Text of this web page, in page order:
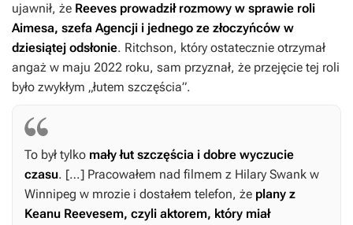
ujawnił, że Reeves prowadził rozmowy w sprawie roli
Aimesa, szefa Agencji i jednego ze złoczyńców w
dziesiątej odsłonie. Ritchson, który ostatecznie otrzymał
angaż w maju 2022 roku, sam przyznał, że przejęcie tej roli
było zwykłym „łutem szczęścia”.
To był tylko mały łut szczęścia i dobre wyczucie
czasu. […] Pracowałem nad filmem z Hilary Swank w
Winnipeg w mrozie i dostałem telefon, że plany z
Keanu Reevesem, czyli aktorem, który miał